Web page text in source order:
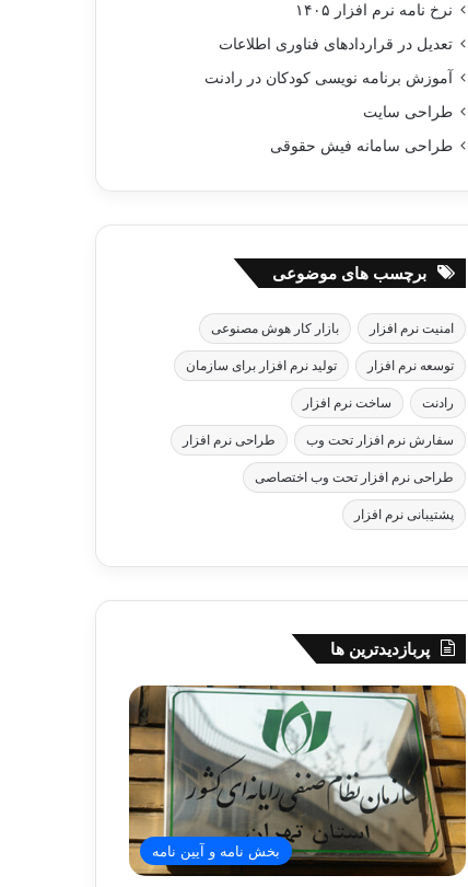
نرخ نامه نرم افزار ۱۴۰۵
تعدیل در قراردادهای فناوری اطلاعات
آموزش برنامه نویسی کودکان در رادنت
طراحی سایت
طراحی سامانه فیش حقوقی
برچسب های موضوعی
امنیت نرم افزار بازار کار هوش مصنوعی
توسعه نرم افزار تولید نرم افزار برای سازمان
رادنت ساخت نرم افزار
سفارش نرم افزار تحت وب طراحی نرم افزار
طراحی نرم افزار تحت وب اختصاصی
پشتیبانی نرم افزار
پربازدیدترین ها
بخش نامه و آیین نامه